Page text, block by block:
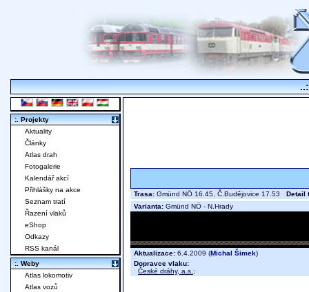
Trasa: Gmünd NÖ 16.45, Č.Budějovice 17.53 Detail
Varianta: Gmünd NÖ - N.Hrady
Aktualizace: 6.4.2009 (Michal Šimek)
Dopravce vlaku:
České dráhy, a.s. ;
:. Projekty
Aktuality
Články
Atlas drah
Fotogalerie
Kalendář akcí
Přihlášky na akce
Seznam tratí
Řazení vlaků
eShop
Odkazy
RSS kanál
:. Weby
Atlas lokomotiv
Atlas vozů